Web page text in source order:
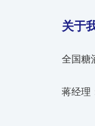
关于
全国糖
蒋经理